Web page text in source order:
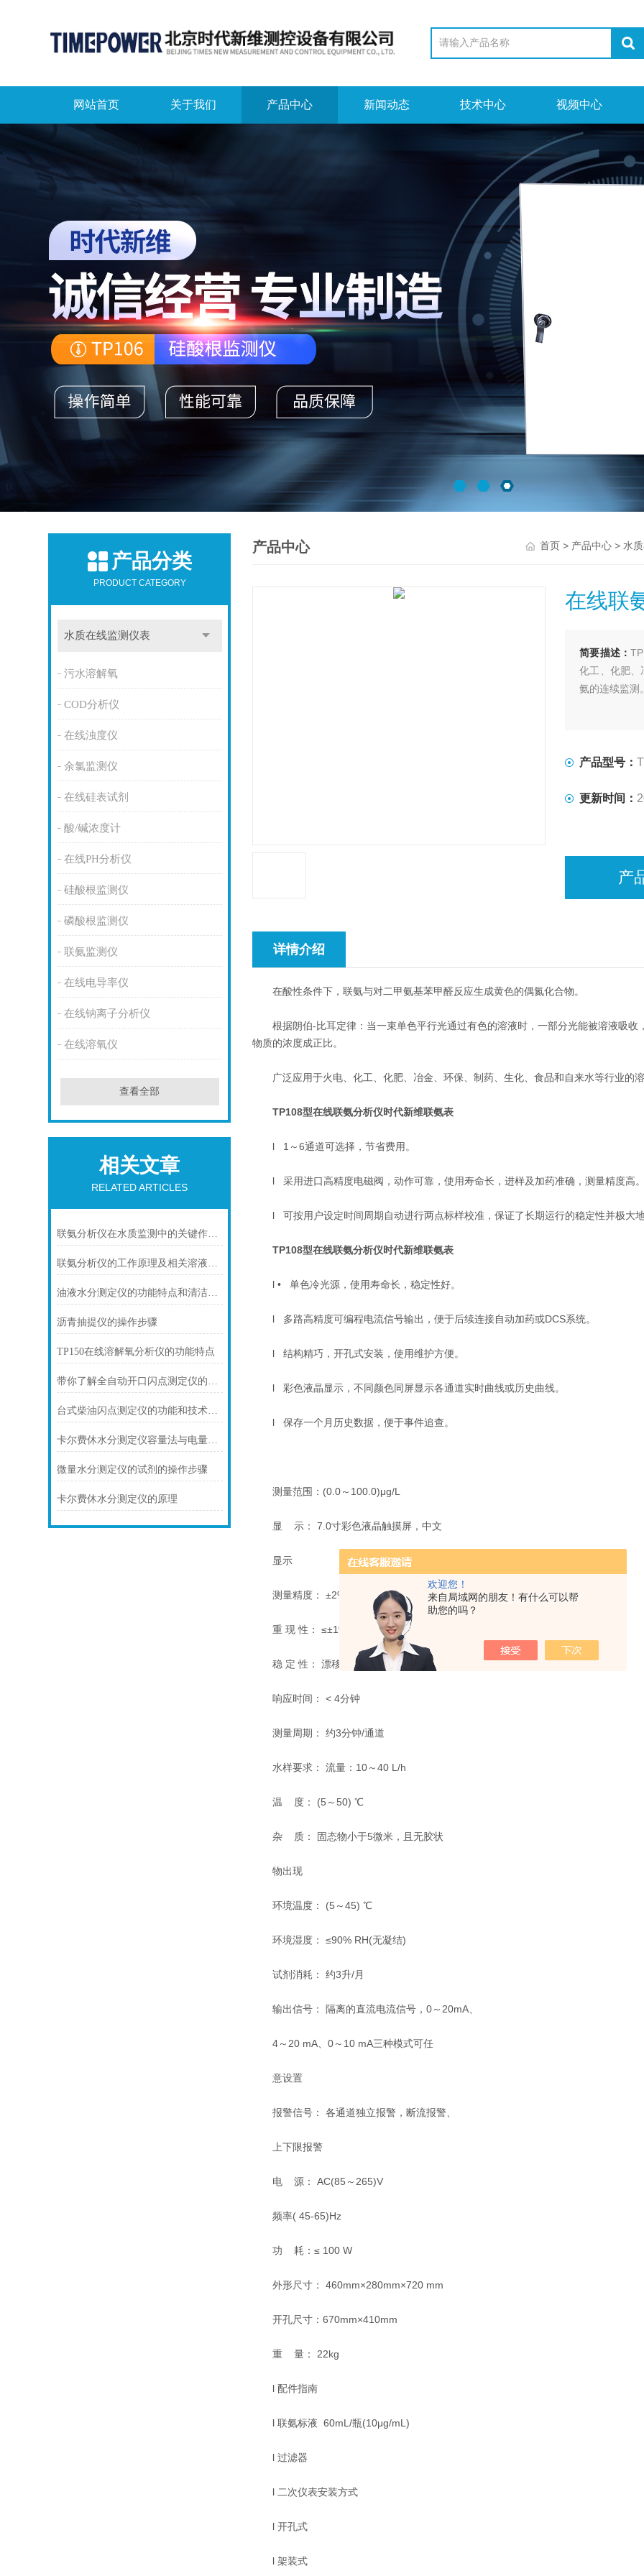
欢迎您！
来自局域网的朋友！有什么可以帮
助您的吗？
网站首页 关于我们 产品中心 新闻动态 技术中心 视频中心
产品分类
PRODUCT CATEGORY
水质在线监测仪表
污水溶解氧
COD分析仪
在线浊度仪
余氯监测仪
在线硅表试剂
酸/碱浓度计
在线PH分析仪
硅酸根监测仪
磷酸根监测仪
联氨监测仪
在线电导率仪
在线钠离子分析仪
在线溶氧仪
查看全部
相关文章
RELATED ARTICLES
联氨分析仪在水质监测中的关键作用说明
联氨分析仪的工作原理及相关溶液配制
油液水分测定仪的功能特点和清洁注意事项
沥青抽提仪的操作步骤
TP150在线溶解氧分析仪的功能特点
带你了解全自动开口闪点测定仪的组成和使用
台式柴油闪点测定仪的功能和技术特点
卡尔费休水分测定仪容量法与电量法区别
微量水分测定仪的试剂的操作步骤
卡尔费休水分测定仪的原理
产品中心 首页> 产品中心> 水
在线联
简要描述：
化工、化肥、
氨的连续监测
产品型号：
更新时间：
产
详情介绍
在酸性条件下，联氨与对二甲氨基苯甲醛反应生成黄色的偶氮化合物。
根据朗伯-比耳定律：当一束单色平行光通过有色的溶液时，一部分光能被溶液吸收
物质的浓度成正比。
广泛应用于火电、化工、化肥、冶金、环保、制药、生化、食品和自来水等行业的
TP108型在线联氨分析仪时代新维联氨表
l 1～6通道可选择，节省费用。
l 采用进口高精度电磁阀，动作可靠，使用寿命长，进样及加药准确，测量精度高
l 可按用户设定时间周期自动进行两点标样校准，保证了长期运行的稳定性并极大
TP108型在线联氨分析仪时代新维联氨表
l • 单色冷光源，使用寿命长，稳定性好。
l 多路高精度可编程电流信号输出，便于后续连接自动加药或DCS系统。
l 结构精巧，开孔式安装，使用维护方便。
l 彩色液晶显示，不同颜色同屏显示各通道实时曲线或历史曲线。
l 保存一个月历史数据，便于事件追查。
测量范围：(0.0～100.0)μg/L
显 示： 7.0寸彩色液晶触摸屏，中文
显示
测量精度： ±2% F.S
重 现 性： ≤±1% F.S
稳 定 性： 漂移<±1% F.S/24h
响应时间： < 4分钟
测量周期： 约3分钟/通道
水样要求： 流量：10～40 L/h
温 度： (5～50) ℃
杂 质： 固态物小于5微米，且无胶状
物出现
环境温度： (5～45) ℃
环境湿度： ≤90% RH(无凝结)
试剂消耗： 约3升/月
输出信号： 隔离的直流电流信号，0～20mA、
4～20 mA、0～10 mA三种模式可任
意设置
报警信号： 各通道独立报警，断流报警、
上下限报警
电 源： AC(85～265)V
频率( 45-65)Hz
功 耗：≤ 100 W
外形尺寸： 460mm×280mm×720 mm
开孔尺寸：670mm×410mm
重 量： 22kg
l 配件指南
l 联氨标液 60mL/瓶(10μg/mL)
l 过滤器
l 二次仪表安装方式
l 开孔式
l 架装式